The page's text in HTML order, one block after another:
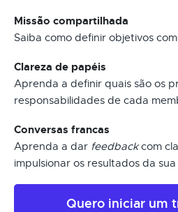
Missão compartilhada
Saiba como definir objetivos
Clareza de papéis
Aprenda a definir quais são os
responsabilidades de cada
Conversas francas
Aprenda a dar feedbackcom
impulsionar os resultados da
Quero iniciar um